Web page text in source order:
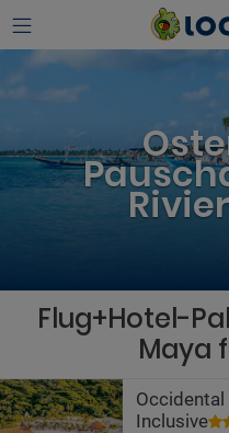
Flug+Hotel-
Maya
Occidental
Inclusive